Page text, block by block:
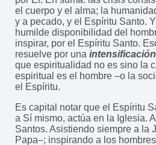
el cuerpo y el alma; la
y a pecado, y el Espíritu Santo.
humilde disponibilidad del
inspirar, por el Espíritu Santo.
resuelve por una
que espiritualidad no es sino la
espiritual es el hombre –o la
el Espíritu.
Es capital notar que el Espíritu
a Sí mismo, actúa en la Iglesia.
Santos. Asistiendo siempre a la
Papa–; inspirando a los